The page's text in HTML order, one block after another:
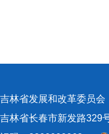
吉林省发展和改革委员
林省长春市新发路